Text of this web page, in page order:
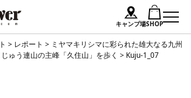
キャンプ場SHOP
> レポート > ミヤマキリシマに彩られた雄大なる九州
ゅう連山の主峰「久住山」を歩く > Kuju-1_07